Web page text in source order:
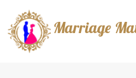
Marriage